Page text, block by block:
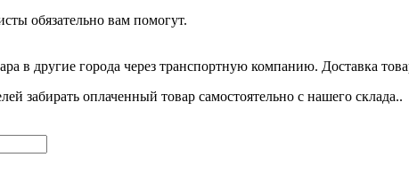
обязательно вам помогут.
в другие города через транспортную компанию. Доставка
забирать оплаченный товар самостоятельно с нашего склада..